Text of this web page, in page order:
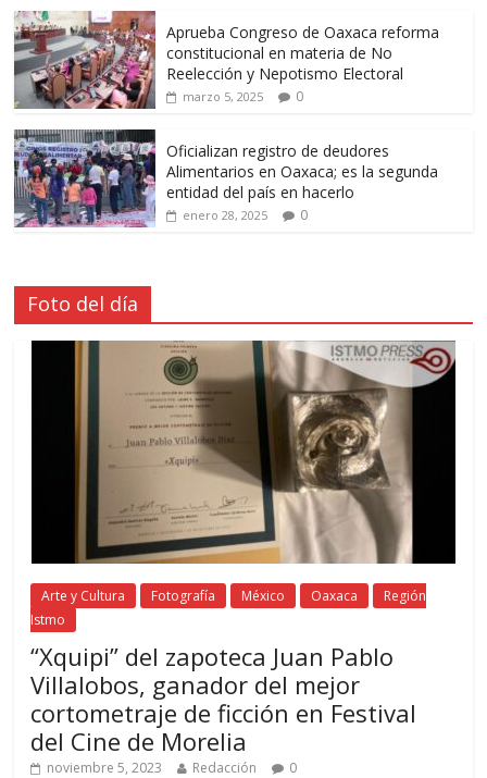
Aprueba Congreso de Oaxaca reforma
constitucional en materia de No
Reelección y Nepotismo Electoral
marzo 5, 2025 0
Oficializan registro de deudores
Alimentarios en Oaxaca; es la segunda
entidad del país en hacerlo
enero 28, 2025 0
Foto del día
Arte y Cultura Fotografía México Oaxaca
Región
Istmo
“Xquipi” del zapoteca Juan Pablo
Villalobos, ganador del mejor
cortometraje de ficción en Festival
del Cine de Morelia
noviembre 5, 2023 Redacción 0